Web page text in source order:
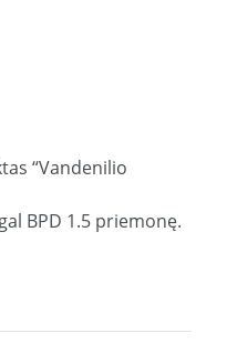
“Vandenilio
BPD 1.5 priemonę.